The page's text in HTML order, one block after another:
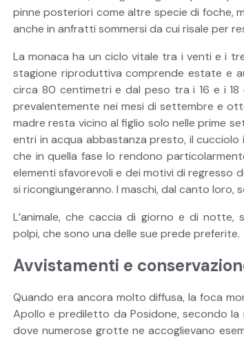
pinne posteriori come altre specie di foche,
anche in anfratti sommersi da cui risale per
La monaca ha un ciclo vitale tra i venti e i
stagione riproduttiva comprende estate e
circa 80 centimetri e dal peso tra i 16 e i
prevalentemente nei mesi di settembre e
madre resta vicino al figlio solo nelle prime
entri in acqua abbastanza presto, il
che in quella fase lo rendono
elementi sfavorevoli e dei motivi di regresso
si ricongiungeranno. I maschi, dal canto
L’animale, che caccia di giorno e di
polpi, che sono una delle sue prede preferite.
Avvistamenti e
Quando era ancora molto diffusa, la foca
Apollo e prediletto da Posidone, secondo
dove numerose grotte ne accoglievano